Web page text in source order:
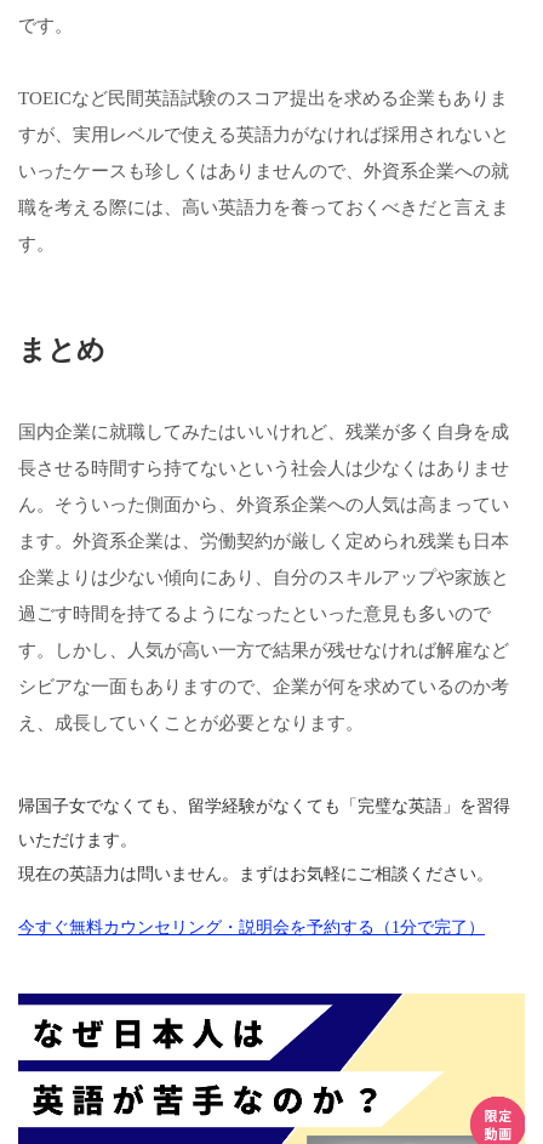
です。
TOEICなど民間英語試験のスコア提出を求める企業もありま
すが、実用レベルで使える英語力がなければ採用されないと
いったケースも珍しくはありませんので、外資系企業への就
職を考える際には、高い英語力を養っておくべきだと言えま
す。
まとめ
国内企業に就職してみたはいいけれど、残業が多く自身を成
長させる時間すら持てないという社会人は少なくはありませ
ん。そういった側面から、外資系企業への人気は高まってい
ます。外資系企業は、労働契約が厳しく定められ残業も日本
企業よりは少ない傾向にあり、自分のスキルアップや家族と
過ごす時間を持てるようになったといった意見も多いので
す。しかし、人気が高い一方で結果が残せなければ解雇など
シビアな一面もありますので、企業が何を求めているのか考
え、成長していくことが必要となります。
帰国子女でなくても、留学経験がなくても「完璧な英語」を習得
いただけます。
現在の英語力は問いません。まずはお気軽にご相談ください。
今すぐ無料カウンセリング・説明会を予約する（1分で完了）